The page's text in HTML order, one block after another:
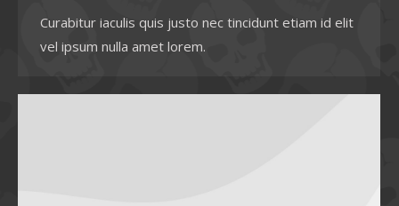
Curabitur iaculis quis justo nec tincidunt etiam id elit
vel ipsum nulla amet lorem.